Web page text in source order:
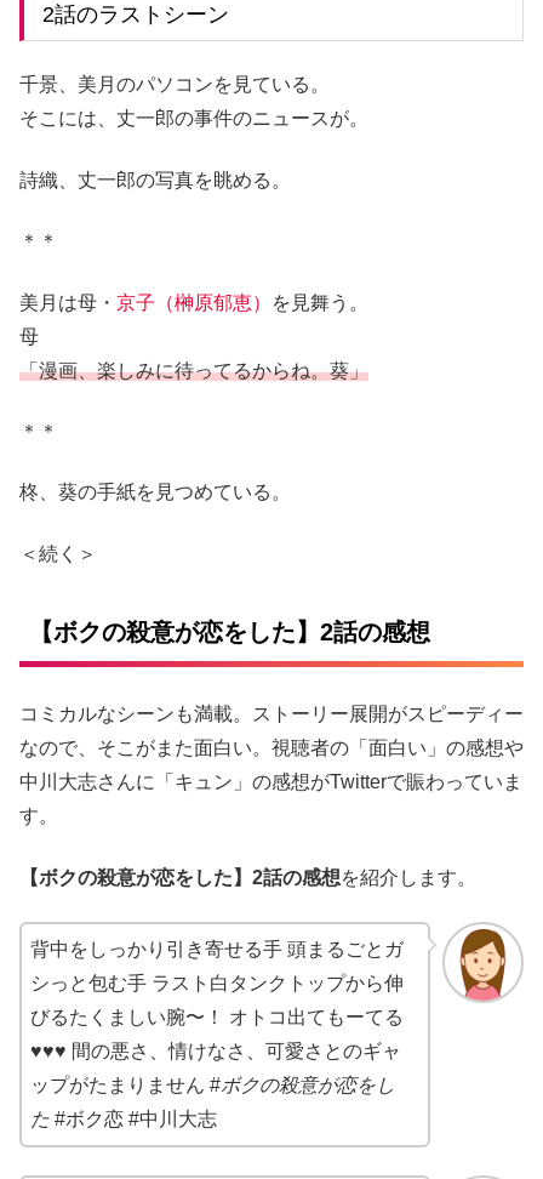
2話のラストシーン
千景、美月のパソコンを見ている。
そこには、丈一郎の事件のニュースが。
詩織、丈一郎の写真を眺める。
＊＊
美月は母・ 京子（榊原郁恵）
を見舞う。
母
「漫画、楽しみに待ってるからね。葵」
＊＊
柊、葵の手紙を見つめている。
＜続く＞
【ボクの殺意が恋をした】2話の感想
コミカルなシーンも満載。ストーリー展開がスピーディー
なので、そこがまた面白い。視聴者の「面白い」の感想や
中川大志さんに「キュン」の感想がTwitterで賑わっていま
す。
【ボクの殺意が恋をした】2話の感想を紹介します。
背中をしっかり引き寄せる手 頭まるごとガ
シっと包む手 ラスト白タンクトップから伸
びるたくましい腕〜！ オトコ出てもーてる
♥♥♥ 間の悪さ、情けなさ、可愛さとのギャ
ップがたまりません #ボクの殺意が恋をし
た #ボク恋 #中川大志